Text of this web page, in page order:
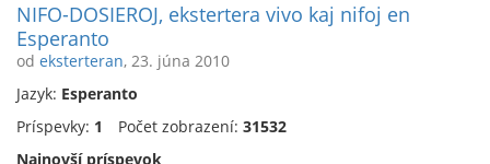
NIFO-DOSIEROJ, ekstertera vivo kaj nifoj en
Esperanto
od eksterteran, 23. júna 2010
Jazyk: Esperanto
Príspevky: 1 Počet zobrazení: 31532
Najnovší príspevok